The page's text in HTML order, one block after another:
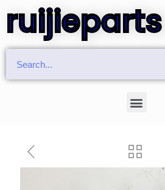
ruijieparts